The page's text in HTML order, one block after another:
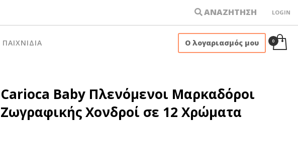
ΑΝΑΖΗΤΗΣΗ LOGIN
ΠΑΙΧΝΊΔΙΑ Ο λογαριασμός μου
Carioca Baby Πλενόμενοι Μαρκαδόροι
Ζωγραφικής Χονδροί σε 12 Χρώματα